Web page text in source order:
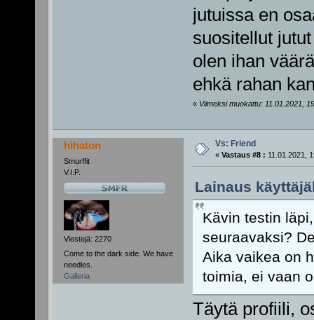
jutuissa en
suositellut
olen ihan
ehkä rahan
« Viimeksi muokattu: 11.01.2021,
hihaton
Smurffit
V.I.P.
Viestejä: 2270
Come to the dark side. We have
needles.
Galleria
Vs: Friend
« Vastaus #8 : 11.01.2021,
Lainaus
Kävin testin
seuraavaksi?
Aika vaikea on
toimia, ei vaan
Täytä profiili,